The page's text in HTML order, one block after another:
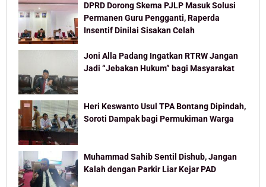
DPRD Dorong Skema PJLP Masuk Solusi
Permanen Guru Pengganti, Raperda
Insentif Dinilai Sisakan Celah
Joni Alla Padang Ingatkan RTRW Jangan
Jadi “Jebakan Hukum” bagi Masyarakat
Heri Keswanto Usul TPA Bontang Dipindah,
Soroti Dampak bagi Permukiman Warga
Muhammad Sahib Sentil Dishub, Jangan
Kalah dengan Parkir Liar Kejar PAD